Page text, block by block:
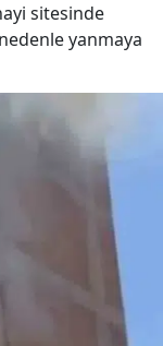
sitesinde
yanmaya